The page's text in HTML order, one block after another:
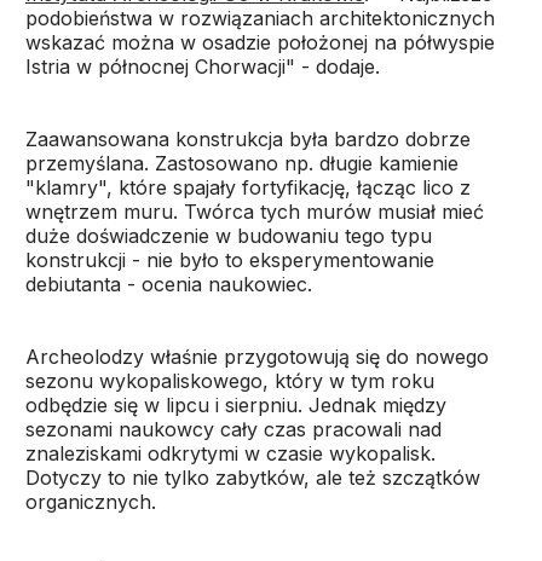
podobieństwa w rozwiązaniach architektonicznych
wskazać można w osadzie położonej na półwyspie
Istria w północnej Chorwacji" - dodaje.
Zaawansowana konstrukcja była bardzo dobrze
przemyślana. Zastosowano np. długie kamienie
"klamry", które spajały fortyfikację, łącząc lico z
wnętrzem muru. Twórca tych murów musiał mieć
duże doświadczenie w budowaniu tego typu
konstrukcji - nie było to eksperymentowanie
debiutanta - ocenia naukowiec.
Archeolodzy właśnie przygotowują się do nowego
sezonu wykopaliskowego, który w tym roku
odbędzie się w lipcu i sierpniu. Jednak między
sezonami naukowcy cały czas pracowali nad
znaleziskami odkrytymi w czasie wykopalisk.
Dotyczy to nie tylko zabytków, ale też szczątków
organicznych.